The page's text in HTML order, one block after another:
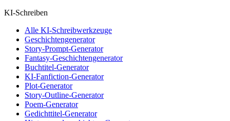
KI-Schreiben
Alle KI-Schreibwerkzeuge
Geschichtengenerator
Story-Prompt-Generator
Fantasy-Geschichtengenerator
Buchtitel-Generator
KI-Fanfiction-Generator
Plot-Generator
Story-Outline-Generator
Poem-Generator
Gedichttitel-Generator